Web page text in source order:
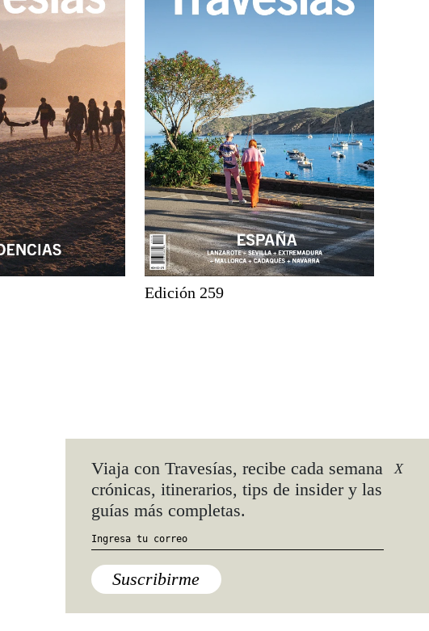
Edición 259
Viaja con Travesías, recibe cada semana
crónicas, itinerarios, tips de insider y las
guías más completas.
Suscribirme
X
hola@travesiasmedia.com